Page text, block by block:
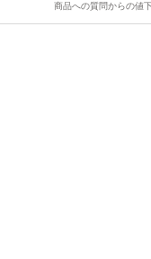
を付与しています
商品への質問からの値